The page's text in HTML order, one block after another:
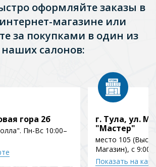
оформляйте заказы в
магазине или
за покупками в один из
наших салонов:
гора 2б
Пн-Вс 10:00–
г. Тула, ул.
"Мастер"
место 105
Магазин), с 9:00
Показать на